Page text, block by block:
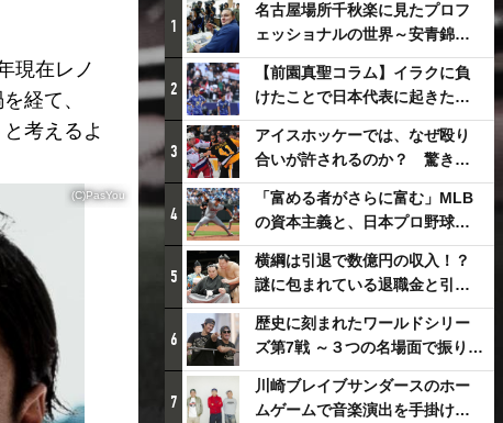
現在レノ
経て、
考えるよ
(C)PasYou
1
名古屋場所千秋楽に見たプロフ
ェッショナルの世界～安青錦の
優勝を巡るさまざまなドラマ
2
【前園真聖コラム】イラクに負
けたことで日本代表に起きたプ
ラスとは
3
アイスホッケーでは、なぜ殴り
合いが許されるのか？ 驚きの
「ファイティング」ルールにつ
いて
4
「富める者がさらに富む」MLB
の資本主義と、日本プロ野球が
踏み出せない一歩
5
横綱は引退で数億円の収入！？
謎に包まれている退職金と引退
相撲興行
6
歴史に刻まれたワールドシリー
ズ第7戦 ～３つの名場面で振り返
る～
7
川崎ブレイブサンダースのホー
ムゲームで音楽演出を手掛ける